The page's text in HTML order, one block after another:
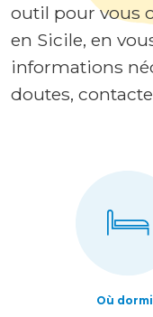
outil pour vous
en Sicile, en
informations
doutes,
Où